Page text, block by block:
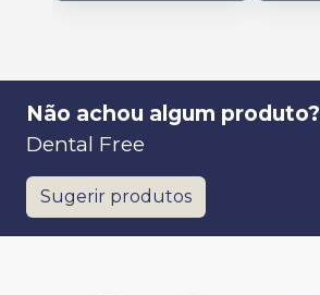
Não achou algum produto?
Dental Free
Sugerir produtos